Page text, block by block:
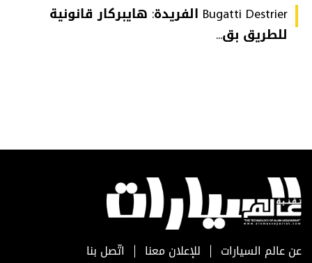
Bugatti Destrier الفريدة: هايبركار قانونية
للطريق بق...
عن عالم السيارات للإعلان معنا اتّصل بنا